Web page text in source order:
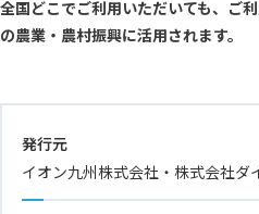
全国どこでご利用いただいても、ご
の農業・農村振興に活用されます。
発行元
イオン九州株式会社・株式会社ダ